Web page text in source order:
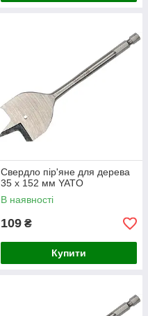
Свердло пір'яне для дерева
35 х 152 мм YATO
В наявності
109 ₴
Купити